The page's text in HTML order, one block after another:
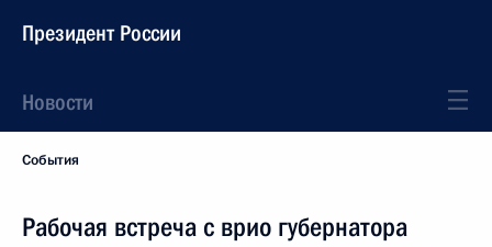
Президент России
Новости
События
Рабочая встреча с врио губернатора